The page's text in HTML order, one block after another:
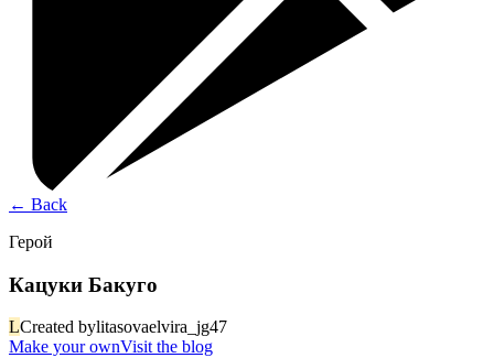
← Back
Герой
Кацуки Бакуго
LCreated bylitasovaelvira_jg47
Make your ownVisit the blog